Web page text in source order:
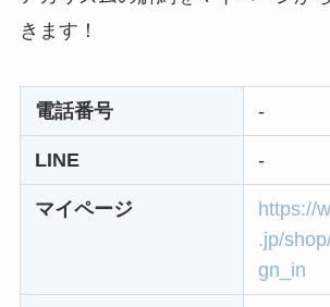
なにわ
る方法
ニュー
め！電
い時の
解約で
きます！
電話番号 -
LINE -
マイページ
https://
.jp/
gn_in